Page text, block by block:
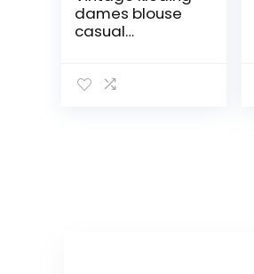
dames blouse
casual
kleding dames